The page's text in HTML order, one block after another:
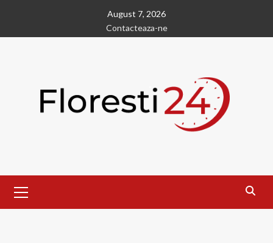
content
August 7, 2026
Contacteaza-ne
Menu